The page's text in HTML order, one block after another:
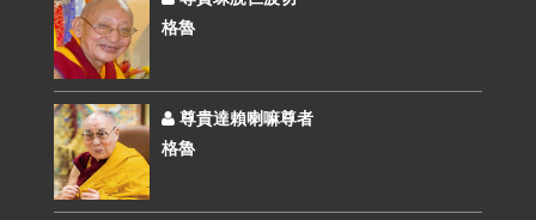
格魯
尊貴達賴喇嘛尊者
格魯